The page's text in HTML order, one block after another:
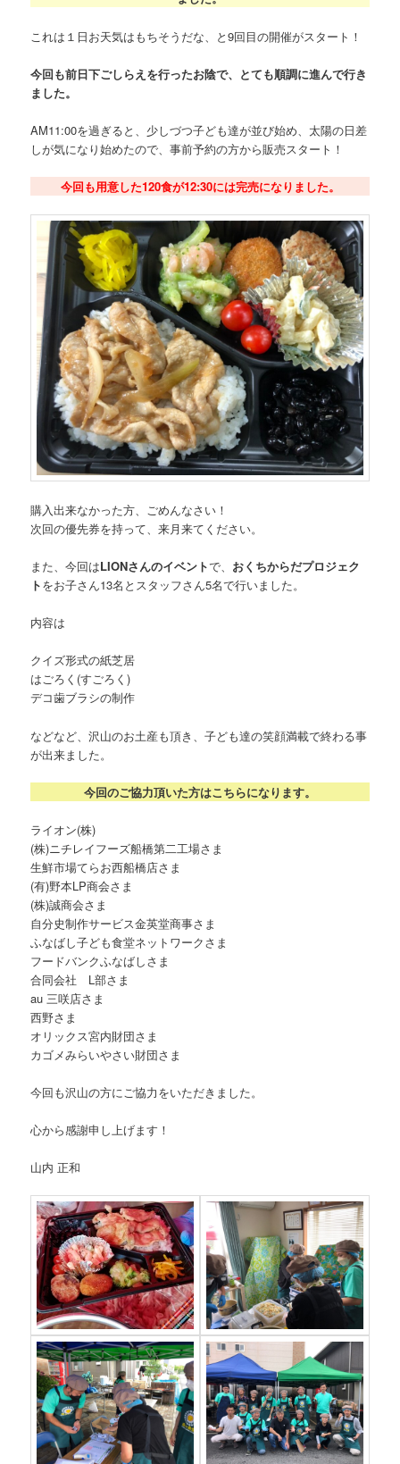
これは１日お天気はもちそうだな、と9回目の開催がスタート！
今回も前日下ごしらえを行ったお陰で、とても順調に進んで行き
ました。
AM11:00を過ぎると、少しづつ子ども達が並び始め、太陽の日差
しが気になり始めたので、事前予約の方から販売スタート！
今回も用意した120食が12:30には完売になりました。
購入出来なかった方、ごめんなさい！
次回の優先券を持って、来月来てください。
また、今回はLIONさんのイベントで、 おくちからだプロジェク
トをお子さん13名とスタッフさん5名で行いました。
内容は
クイズ形式の紙芝居
はごろく(すごろく)
デコ歯ブラシの制作
などなど、沢山のお土産も頂き、子ども達の笑顔満載で終わる事
が出来ました。
今回のご協力頂いた方はこちらになります。
ライオン(株)
(株)ニチレイフーズ船橋第二工場さま
生鮮市場てらお西船橋店さま
(有)野本LP商会さま
(株)誠商会さま
自分史制作サービス金英堂商事さま
ふなばし子ども食堂ネットワークさま
フードバンクふなばしさま
合同会社 L部さま
au 三咲店さま
西野さま
オリックス宮内財団さま
カゴメみらいやさい財団さま
今回も沢山の方にご協力をいただきました。
心から感謝申し上げます！
山内 正和